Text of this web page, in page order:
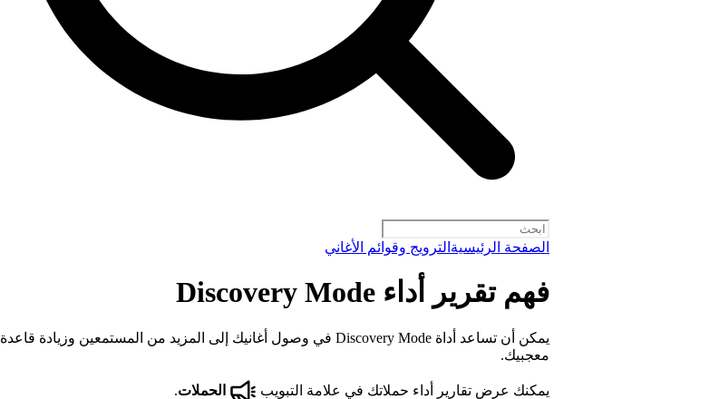
الصفحة الرئيسية الترويج وقوائم الأغاني
فهم تقرير أداء Discovery Mode
يمكن أن تساعد أداة Discovery Mode في وصول أغانيك إلى المزيد من المستمعين وزيادة قاعدة
معجبيك.
يمكنك عرض تقارير أداء حملاتك في علامة التبويب الحملات.